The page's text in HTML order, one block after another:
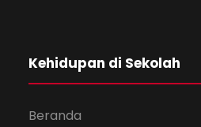
Kehidupan di Sekolah
Beranda